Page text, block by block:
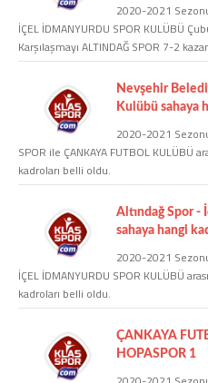
2020-2021
İÇEL İDMANYURDU SPOR KULÜBÜ
Karşılaşmayı ALTINDAĞ SPOR 7-2
Nevşehir
Kulübü sahaya
2020-2021
SPOR ile ÇANKAYA FUTBOL KULÜBÜ
kadroları belli oldu.
Altındağ Spor -
sahaya hangi
2020-2021
İÇEL İDMANYURDU SPOR KULÜBÜ
kadroları belli oldu.
ÇANKAYA
HOPASPOR 1